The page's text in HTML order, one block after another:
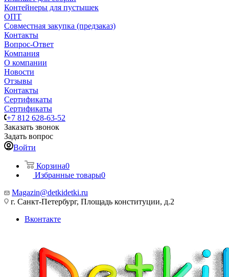
Контейнеры для пустышек
ОПТ
Совместная закупка (предзаказ)
Контакты
Вопрос-Ответ
Компания
О компании
Новости
Отзывы
Контакты
Сертификаты
Сертификаты
+7 812 628-63-52
Заказать звонок
Задать вопрос
Войти
Корзина0
Избранные товары0
Magazin@detkidetki.ru
г. Санкт-Петербург, Площадь конституции, д.2
Вконтакте